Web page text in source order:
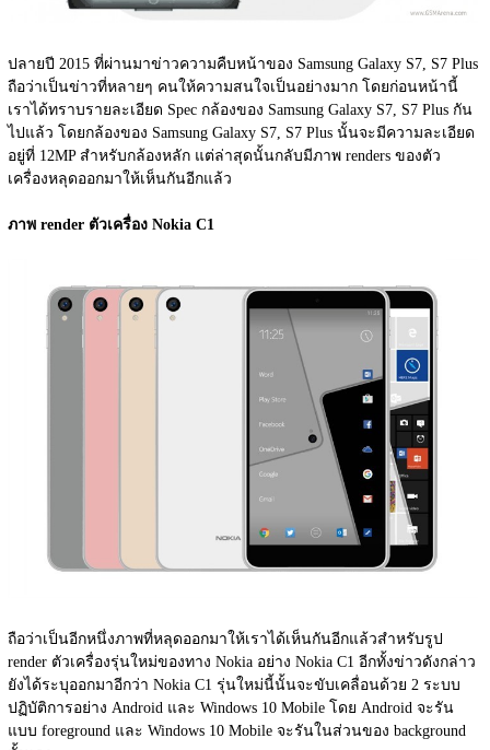
ปลายปี 2015 ที่ผ่านมาข่าวความคืบหน้าของ Samsung Galaxy S7, S7 Plus
ถือว่าเป็นข่าวที่หลายๆ คนให้ความสนใจเป็นอย่างมาก โดยก่อนหน้านี้
เราได้ทราบรายละเอียด Spec กล้องของ Samsung Galaxy S7, S7 Plus กัน
ไปแล้ว โดยกล้องของ Samsung Galaxy S7, S7 Plus นั้นจะมีความละเอียด
อยู่ที่ 12MP สำหรับกล้องหลัก แต่ล่าสุดนั้นกลับมีภาพ renders ของตัว
เครื่องหลุดออกมาให้เห็นกันอีกแล้ว
ภาพ render ตัวเครื่อง Nokia C1
ถือว่าเป็นอีกหนึ่งภาพที่หลุดออกมาให้เราได้เห็นกันอีกแล้วสำหรับรูป
render ตัวเครื่องรุ่นใหม่ของทาง Nokia อย่าง Nokia C1 อีกทั้งข่าวดังกล่าว
ยังได้ระบุออกมาอีกว่า Nokia C1 รุ่นใหม่นี้นั้นจะขับเคลื่อนด้วย 2 ระบบ
ปฏิบัติการอย่าง Android และ Windows 10 Mobile โดย Android จะรัน
แบบ foreground และ Windows 10 Mobile จะรันในส่วนของ background